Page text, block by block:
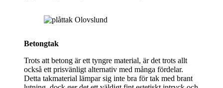
Betongtak
Trots att betong är ett tyngre material, är det trots allt
också ett prisvänligt alternativ med många fördelar.
Detta takmaterial lämpar sig inte bra för tak med brant